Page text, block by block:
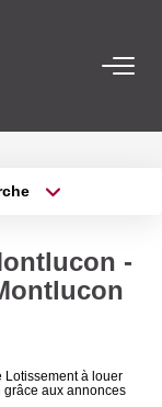
-
Lotissement à louer
grâce aux annonces